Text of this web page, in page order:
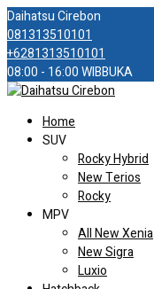
Daihatsu Cirebon
081313510101
+6281313510101
08:00 - 16:00 WIBBUKA
Home
SUV
Rocky Hybrid
New Terios
Rocky
MPV
All New Xenia
New Sigra
Luxio